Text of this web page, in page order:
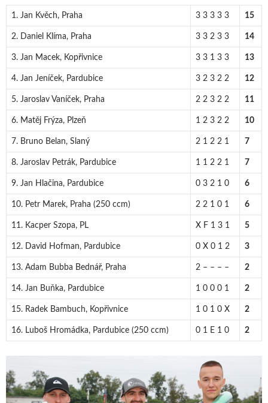
1. Jan Kvěch, Praha 3 3 3 3 3 15
2. Daniel Klíma, Praha 3 3 2 3 3 14
3. Jan Macek, Kopřivnice 3 3 1 3 3 13
4. Jan Jeníček, Pardubice 3 2 3 2 2 12
5. Jaroslav Vaníček, Praha 2 2 3 2 2 11
6. Matěj Frýza, Plzeň 1 2 3 2 2 10
7. Bruno Belan, Slaný 2 1 2 2 1 7
8. Jaroslav Petrák, Pardubice 1 1 2 2 1 7
9. Jan Hlačina, Pardubice 0 3 2 1 0 6
10. Petr Marek, Praha (250 ccm) 2 2 1 0 1 6
11. Kacper Szopa, PL X F 1 3 1 5
12. David Hofman, Pardubice 0 X 0 1 2 3
13. Adam Bubba Bednář, Praha 2 – – – – 2
14. Jan Buňka, Pardubice 1 0 0 0 1 2
15. Radek Bambuch, Kopřivnice 1 0 1 0 X 2
16. Luboš Hromádka, Pardubice (250 ccm) 0 1 E 1 0 2